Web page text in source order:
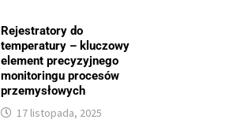
Rejestratory do
temperatury – kluczowy
element precyzyjnego
monitoringu procesów
przemysłowych
17 listopada, 2025